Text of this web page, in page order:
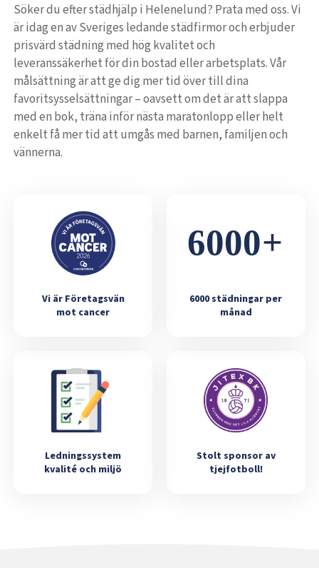
Söker du efter städhjälp i Helenelund? Prata med oss. Vi
är idag en av Sveriges ledande städfirmor och erbjuder
prisvärd städning med hög kvalitet och
leveranssäkerhet för din bostad eller arbetsplats. Vår
målsättning är att ge dig mer tid över till dina
favoritsysselsättningar – oavsett om det är att slappa
med en bok, träna inför nästa maratonlopp eller helt
enkelt få mer tid att umgås med barnen, familjen och
vännerna.
Vi är Företagsvän
mot cancer
6000 städningar per
månad
Ledningssystem
kvalité och miljö
Stolt sponsor av
tjejfotboll!